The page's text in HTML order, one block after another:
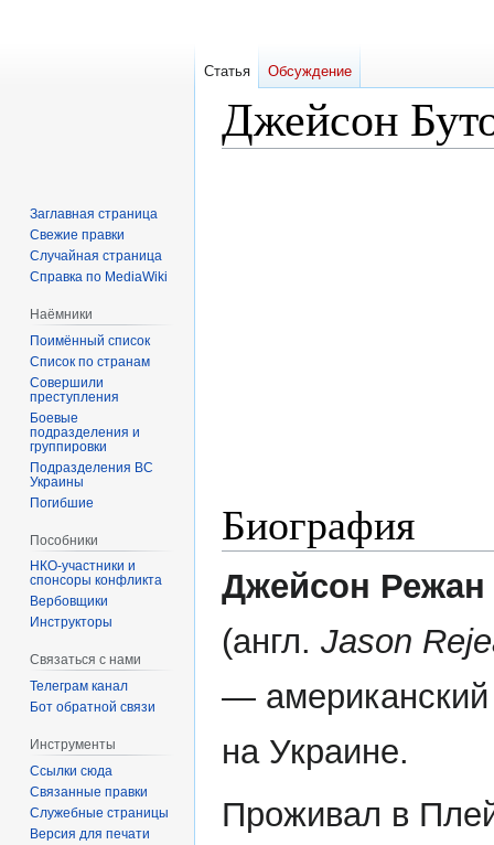
Джейсон
Биография
Джейсон Режан
(англ. Jason
—
на Украине.
Проживал в
Статья Обсуждение
Заглавная страница
Свежие правки
Случайная страница
Справка по MediaWiki
Наёмники
Поимённый список
Список по странам
Совершили
преступления
Боевые
подразделения и
группировки
Подразделения ВС
Украины
Погибшие
Пособники
спонсоры конфликта
‏‎Вербовщики
Инструкторы
Связаться с нами
Телеграм канал
Бот обратной связи
Инструменты
Ссылки сюда
Связанные правки
Служебные страницы
Версия для печати